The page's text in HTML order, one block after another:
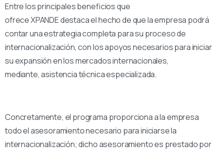
Entre los principales beneficios que
ofrece XPANDE destaca el hecho de que la empresa podrá
contar una estrategia completa para su proceso de
internacionalización, con los apoyos necesarios para iniciar
su expansión en los mercados internacionales,
mediante, asistencia técnica especializada.
Concretamente, el programa proporciona a la empresa
todo el asesoramiento necesario para iniciarse la
internacionalización; dicho asesoramiento es prestado por